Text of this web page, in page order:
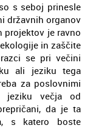
s seboj prinesle
državnih organov
projektov je ravno
in zaščite
se pri večini
ali jeziku tega
za poslovnimi
jeziku večja od
da je ta
s katero boste